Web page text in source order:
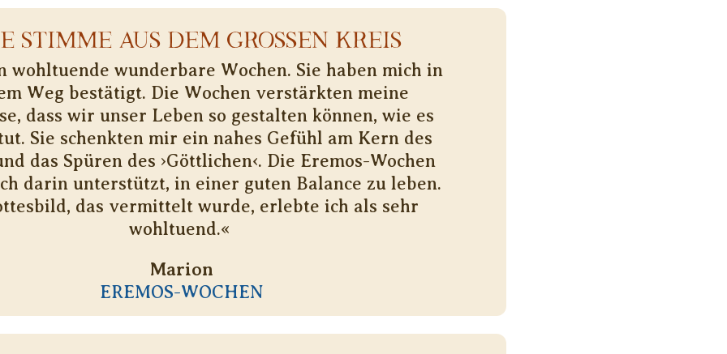
STIMME AUS DEM GROSSEN KREIS
wohltuende wunderbare Wochen. Sie haben mich in
Weg bestätigt. Die Wochen verstärkten meine
dass wir unser Leben so gestalten können, wie es
Sie schenkten mir ein nahes Gefühl am Kern des
das Spüren des ›Göttlichen‹. Die Eremos-Wochen
darin unterstützt, in einer guten Balance zu leben.
das vermittelt wurde, erlebte ich als sehr
wohltuend.« ​
Marion
EREMOS-WOCHEN